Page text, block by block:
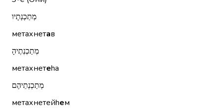
מְתַכְנְתָיו
метахнетав
מְתַכְנְתֶיהָ
метахнетеhа
מְתַכְנְתֵיהֶם
метахнетейhем